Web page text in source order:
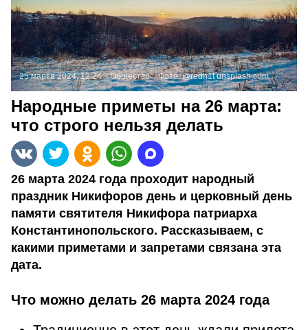
25 марта 2024, 12:24 Общество Фото:@redh1tunsplash.com
Народные приметы на 26 марта:
что строго нельзя делать
26 марта 2024 года проходит народный
праздник Никифоров день и церковный день
памяти святителя Никифора патриарха
Константинопольского. Рассказываем, с
какими приметами и запретами связана эта
дата.
Что можно делать 26 марта 2024 года